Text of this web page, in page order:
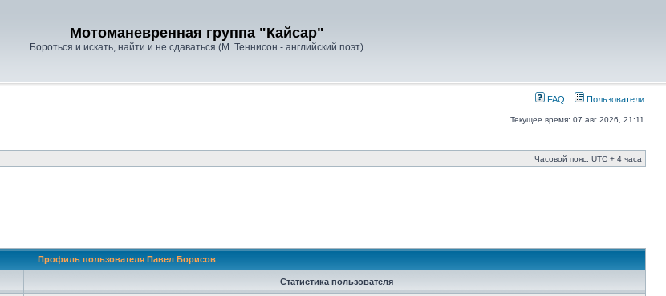
Мотоманевренная группа "Кайсар"
Бороться и искать, найти и не сдаваться (М. Теннисон - английский поэт)
FAQ Пользователи
Текущее время: 07 авг 2026, 21:11
Часовой пояс: UTC + 4 часа
Профиль пользователя Павел Борисов
Статистика пользователя